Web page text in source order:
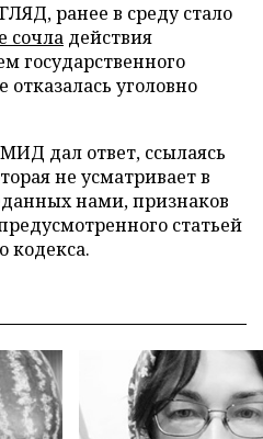
ранее в среду стало
сочла действия
государственного
отказалась уголовно
дал ответ, ссылаясь
не усматривает в
нами, признаков
статьей
кодекса.